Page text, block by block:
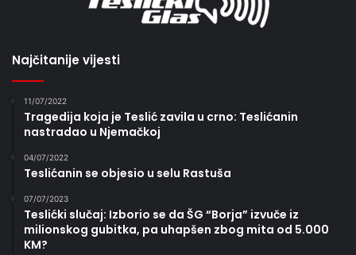
Najčitanije vijesti
11/07/2022
Tragedija koja je Teslić zavila u crno: Teslićanin
nastradao u Njemačkoj
04/07/2022
Teslićanin se objesio u selu Rastuša
07/07/2023
Teslićki slučaj: Izborio se da ŠG “Borja” izvuče iz
milionskog gubitka, pa uhapšen zbog mita od 5.000
KM?